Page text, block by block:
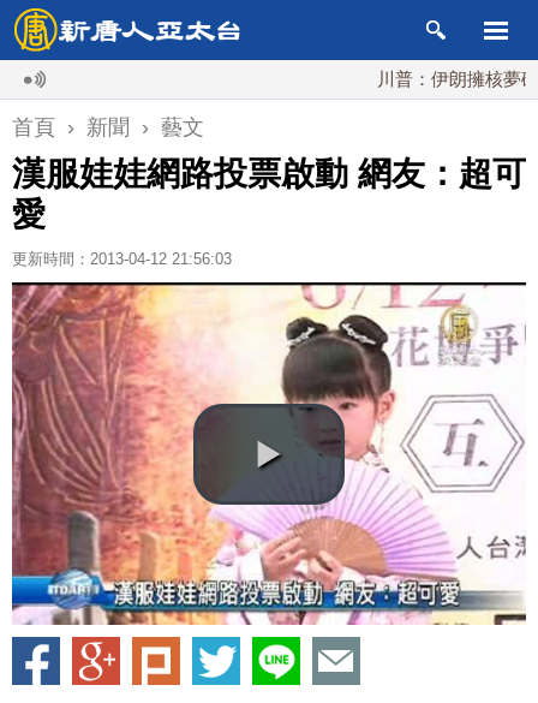
川普：伊朗擁核夢碎 海峽
首頁 › 新聞 › 藝文
漢服娃娃網路投票啟動 網友：超可
愛
更新時間：2013-04-12 21:56:03